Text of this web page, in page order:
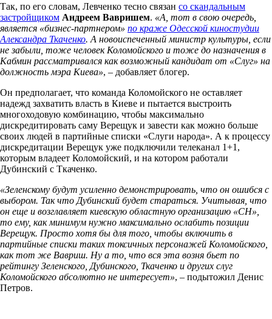
Так, по его словам, Левченко тесно связан со скандальным
застройщиком Андреем Вавришем. «А, тот в свою очередь,
является «бизнес-партнером» по краже Одесской киностудии
Александра Ткаченко. А новоиспеченный министр культуры, если
не забыли, тоже человек Коломойского и тоже до назначения в
Кабмин рассматривался как возможный кандидат от «Слуг» на
должность мэра Киева», – добавляет блогер.
Он предполагает, что команда Коломойского не оставляет
надежд захватить власть в Киеве и пытается выстроить
многоходовую комбинацию, чтобы максимально
дискредитировать саму Верещук и завести как можно больше
своих людей в партийные списки «Слуги народа». А к процессу
дискредитации Верещук уже подключили телеканал 1+1,
которым владеет Коломойский, и на котором работали
Дубинский с Ткаченко.
«Зеленскому будут усиленно демонстрировать, что он ошибся с
выбором. Так что Дубинский будет стараться. Учитывая, что
он еще и возглавляет киевскую областную организацию «СН»,
то ему, как минимум нужно максимально ослабить позиции
Верещук. Просто хотя бы для того, чтобы включить в
партийные списки таких токсичных персонажей Коломойского,
как тот же Вавриш. Ну а то, что вся эта возня бьет по
рейтингу Зеленского, Дубинского, Ткаченко и других слуг
Коломойского абсолютно не интересует», – подытожил Денис
Петров.